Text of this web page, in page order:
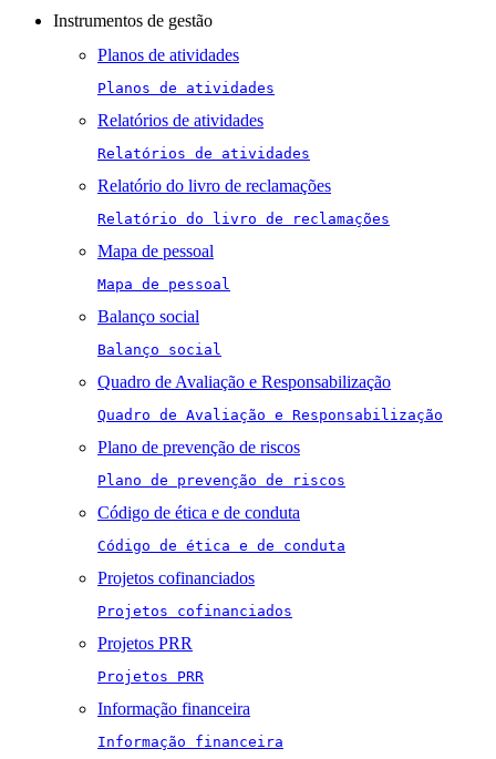
Instrumentos de gestão
Planos de atividades
Planos de atividades
Relatórios de atividades
Relatórios de atividades
Relatório do livro de reclamações
Relatório do livro de reclamações
Mapa de pessoal
Mapa de pessoal
Balanço social
Balanço social
Quadro de Avaliação e Responsabilização
Quadro de Avaliação e Responsabilização
Plano de prevenção de riscos
Plano de prevenção de riscos
Código de ética e de conduta
Código de ética e de conduta
Projetos cofinanciados
Projetos cofinanciados
Projetos PRR
Projetos PRR
Informação financeira
Informação financeira